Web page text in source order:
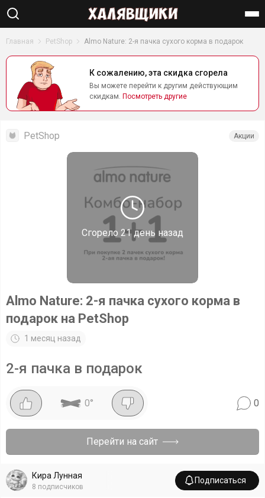
Найти
Главная PetShop Almo Nature: 2-я пачка сухого корма в подарок
К сожалению, эта скидка сгорела
Вы можете перейти к другим действующим
скидкам. Посмотреть другие
Сгорело 21 день назад
PetShop Акции
Almo Nature: 2-я пачка сухого корма в
подарок на PetShop
1 месяц назад
2-я пачка в подарок
0° 0
Перейти на сайт
Кира Лунная
8 подписчиков
Подписаться